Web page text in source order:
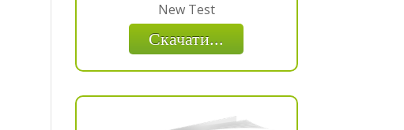
New Test
Скачати...